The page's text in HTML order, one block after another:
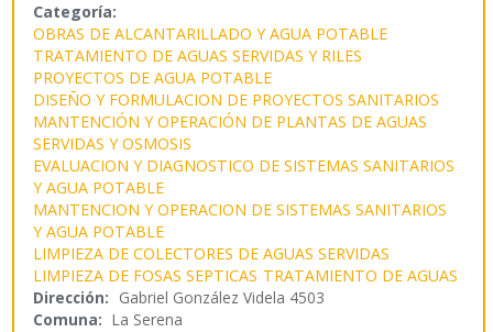
Categoría:
OBRAS DE ALCANTARILLADO Y AGUA POTABLE
TRATAMIENTO DE AGUAS SERVIDAS Y RILES
PROYECTOS DE AGUA POTABLE
DISEÑO Y FORMULACION DE PROYECTOS SANITARIOS
MANTENCIÓN Y OPERACIÓN DE PLANTAS DE AGUAS
SERVIDAS Y OSMOSIS
EVALUACION Y DIAGNOSTICO DE SISTEMAS SANITARIOS
Y AGUA POTABLE
MANTENCION Y OPERACION DE SISTEMAS SANITARIOS
Y AGUA POTABLE
LIMPIEZA DE COLECTORES DE AGUAS SERVIDAS
LIMPIEZA DE FOSAS SEPTICAS TRATAMIENTO DE AGUAS
Dirección: Gabriel González Videla 4503
Comuna: La Serena